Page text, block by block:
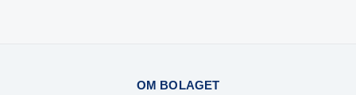
OM BOLAGET